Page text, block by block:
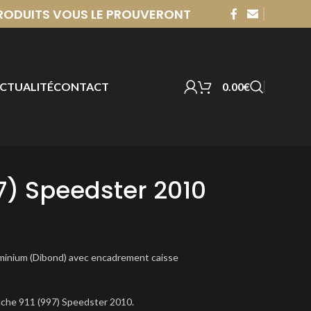
VOUS LE PROUVERONT
CONTACT 0.00€
Speedster 2010
(Dibond) avec encadrement caisse
911 (997) Speedster 2010.